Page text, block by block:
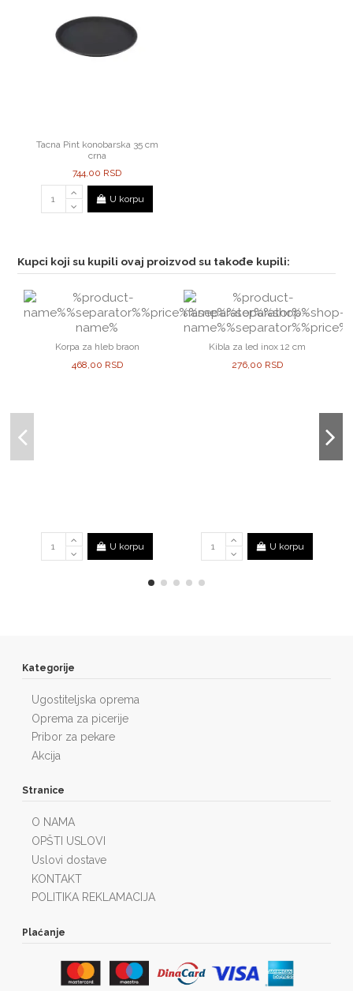
Tacna Pint konobarska 35 cm
crna
744,00 RSD
U korpu
Kupci koji su kupili ovaj proizvod su takođe kupili:
Korpa za hleb braon
468,00 RSD
U korpu
Kibla za led inox 12 cm
276,00 RSD
U korpu
Kategorije
Ugostiteljska oprema
Oprema za picerije
Pribor za pekare
Akcija
Stranice
O NAMA
OPŠTI USLOVI
Uslovi dostave
KONTAKT
POLITIKA REKLAMACIJA
Plaćanje